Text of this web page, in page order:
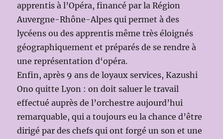
apprentis à l’Opéra, financé par la Région
Auvergne-Rhône-Alpes qui permet à des
lycéens ou des apprentis même très éloignés
géographiquement et préparés de se rendre à
une représentation d‘opéra.
Enfin, après 9 ans de loyaux services, Kazushi
Ono quitte Lyon : on doit saluer le travail
effectué auprès de l’orchestre aujourd’hui
remarquable, qui a toujours eu la chance d’être
dirigé par des chefs qui ont forgé un son et une